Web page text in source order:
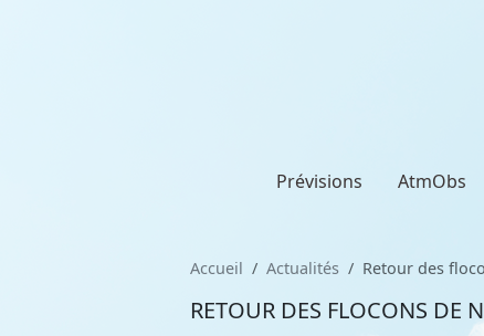
Prévisions AtmObs
Accueil Actualités Retour des
RETOUR DES FLOCONS DE